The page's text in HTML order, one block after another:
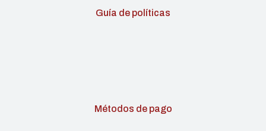
Guía de políticas
Métodos de pago